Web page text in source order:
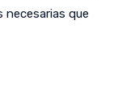
que